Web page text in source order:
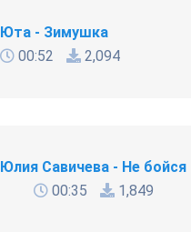
Юта - Зимушка
00:52
2,094
Юлия Савичева - Не бойся
00:35
1,849